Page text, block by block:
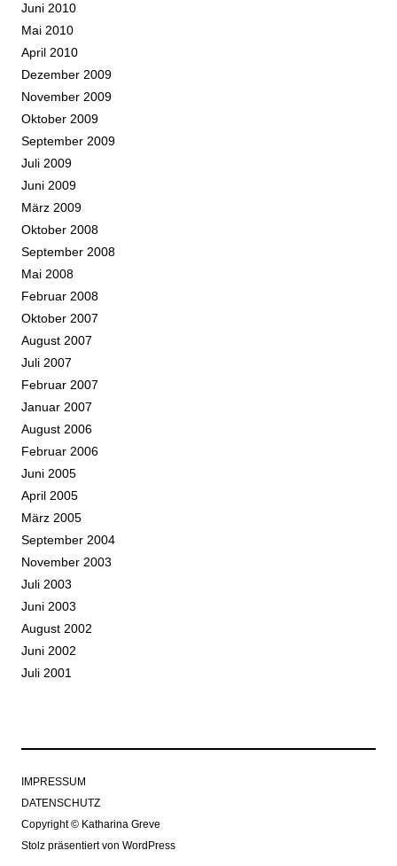
Juni 2010
Mai 2010
April 2010
Dezember 2009
November 2009
Oktober 2009
September 2009
Juli 2009
Juni 2009
März 2009
Oktober 2008
September 2008
Mai 2008
Februar 2008
Oktober 2007
August 2007
Juli 2007
Februar 2007
Januar 2007
August 2006
Februar 2006
Juni 2005
April 2005
März 2005
September 2004
November 2003
Juli 2003
Juni 2003
August 2002
Juni 2002
Juli 2001
IMPRESSUM
DATENSCHUTZ
Copyright © Katharina Greve
Stolz präsentiert von WordPress